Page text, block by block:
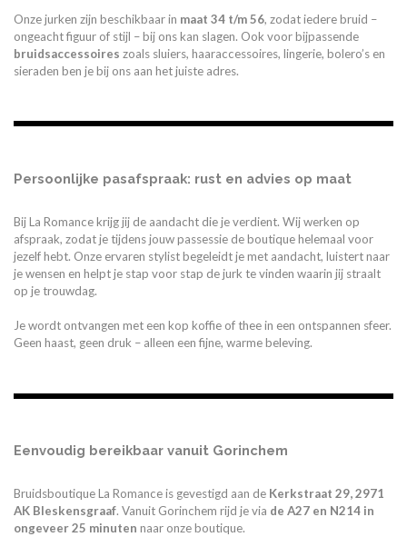
Onze jurken zijn beschikbaar in maat 34 t/m 56, zodat iedere bruid –
ongeacht figuur of stijl – bij ons kan slagen. Ook voor bijpassende
bruidsaccessoires zoals sluiers, haaraccessoires, lingerie, bolero’s en
sieraden ben je bij ons aan het juiste adres.
Persoonlijke pasafspraak: rust en advies op maat
Bij La Romance krijg jij de aandacht die je verdient. Wij werken op
afspraak, zodat je tijdens jouw passessie de boutique helemaal voor
jezelf hebt. Onze ervaren stylist begeleidt je met aandacht, luistert naar
je wensen en helpt je stap voor stap de jurk te vinden waarin jij straalt
op je trouwdag.
Je wordt ontvangen met een kop koffie of thee in een ontspannen sfeer.
Geen haast, geen druk – alleen een fijne, warme beleving.
Eenvoudig bereikbaar vanuit Gorinchem
Bruidsboutique La Romance is gevestigd aan de Kerkstraat 29, 2971
AK Bleskensgraaf. Vanuit Gorinchem rijd je via de A27 en N214 in
ongeveer 25 minuten naar onze boutique.